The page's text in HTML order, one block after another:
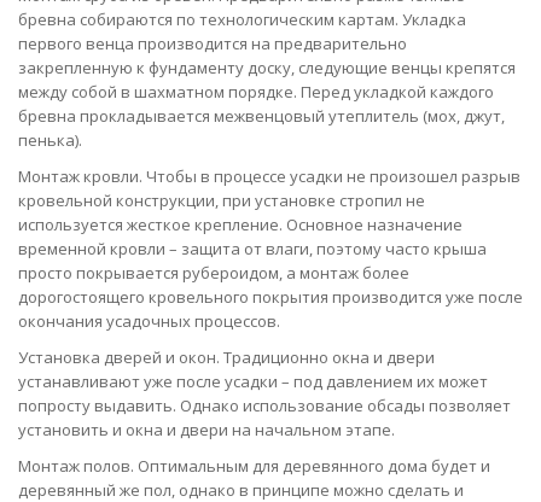
бревна собираются по технологическим картам. Укладка
первого венца производится на предварительно
закрепленную к фундаменту доску, следующие венцы крепятся
между собой в шахматном порядке. Перед укладкой каждого
бревна прокладывается межвенцовый утеплитель (мох, джут,
пенька).
Монтаж кровли. Чтобы в процессе усадки не произошел разрыв
кровельной конструкции, при установке стропил не
используется жесткое крепление. Основное назначение
временной кровли – защита от влаги, поэтому часто крыша
просто покрывается рубероидом, а монтаж более
дорогостоящего кровельного покрытия производится уже после
окончания усадочных процессов.
Установка дверей и окон. Традиционно окна и двери
устанавливают уже после усадки – под давлением их может
попросту выдавить. Однако использование обсады позволяет
установить и окна и двери на начальном этапе.
Монтаж полов. Оптимальным для деревянного дома будет и
деревянный же пол, однако в принципе можно сделать и